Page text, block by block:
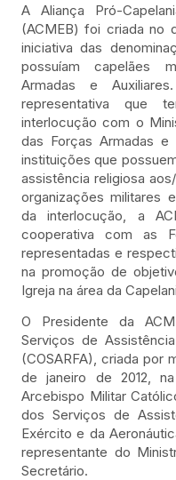
A Aliança Pró-
(ACMEB) foi criada no
iniciativa das
possuíam capelães
Armadas e
representativa que
interlocução com o
das Forças Armadas e
instituições que
assistência religiosa
organizações militares
da interlocução, a
cooperativa com as
representadas e
na promoção de
Igreja na área da
O Presidente da
Serviços de
(COSARFA), criada por
de janeiro de 2012,
Arcebispo Militar
dos Serviços de
Exército e da
representante do
Secretário.